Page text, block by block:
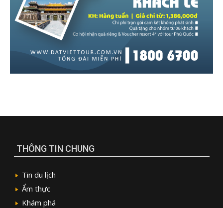
THÔNG TIN CHUNG
Tin du lịch
Ẩm thực
Khám phá